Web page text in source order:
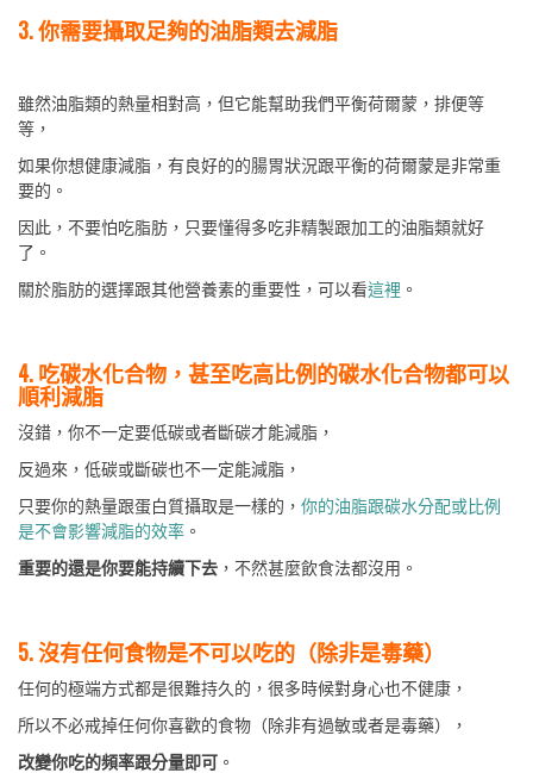
3. 你需要攝取足夠的油脂類去減脂
雖然油脂類的熱量相對高，但它能幫助我們平衡荷爾蒙，排便等
等，
如果你想健康減脂，有良好的的腸胃狀況跟平衡的荷爾蒙是非常重
要的。
因此，不要怕吃脂肪，只要懂得多吃非精製跟加工的油脂類就好
了。
關於脂肪的選擇跟其他營養素的重要性，可以看這裡 。
4. 吃碳水化合物，甚至吃高比例的碳水化合物都可以
順利減脂
沒錯，你不一定要低碳或者斷碳才能減脂，
反過來，低碳或斷碳也不一定能減脂，
只要你的熱量跟蛋白質攝取是一樣的， 你的油脂跟碳水分配或比例
是不會影響減脂的效率 。
重要的還是你要能持續下去 ，不然甚麼飲食法都沒用。
5. 沒有任何食物是不可以吃的（除非是毒藥）
任何的極端方式都是很難持久的，很多時候對身心也不健康，
所以不必戒掉任何你喜歡的食物（除非有過敏或者是毒藥），
改變你吃的頻率跟分量即可 。